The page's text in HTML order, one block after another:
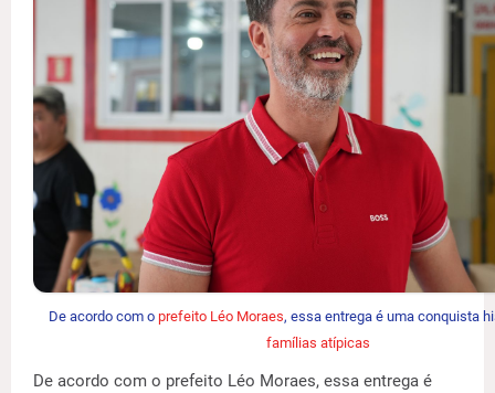
De acordo com o prefeito Léo Moraes, essa entrega é uma conquista
famílias atípicas
De acordo com o prefeito Léo Moraes, essa entrega é